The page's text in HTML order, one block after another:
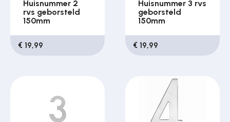
Huisnummer 2
rvs geborsteld
150mm
€ 19,99
Huisnummer 3 rvs
geborsteld
150mm
€ 19,99